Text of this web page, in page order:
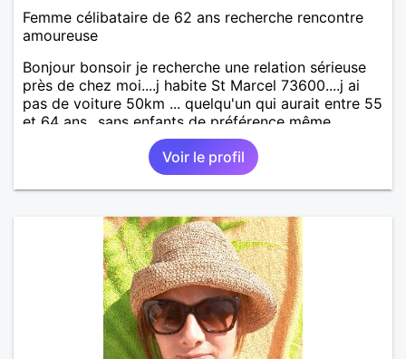
Femme célibataire de 62 ans recherche rencontre
amoureuse
Bonjour bonsoir je recherche une relation sérieuse
près de chez moi....j habite St Marcel 73600....j ai
pas de voiture 50km ... quelqu'un qui aurait entre 55
et 64 ans...sans enfants de préférence même
adultes et qui n aurait garder aucun contact avec
une où plusieurs ex...si vous correspondez à ma
recherche ecrivez moi je vous répondrai...
Voir le profil